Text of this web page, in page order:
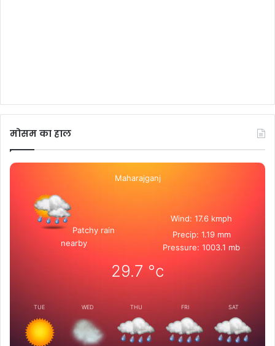
मोसम का हाल
Maharajganj
Patchy rain
nearby
Wind: 17.6 kmph
Precip: 1.19 mm
Pressure: 1003.1 mb
29.7 °c
TUE WED THU FRI SAT